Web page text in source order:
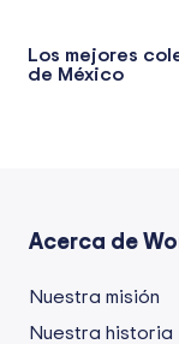
Los mejores
de México
Acerca de
Nuestra misión
Nuestra historia